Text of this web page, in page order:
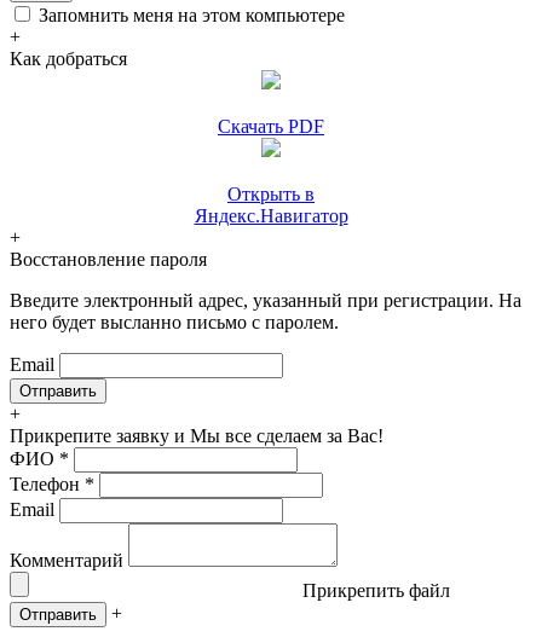
Запомнить меня на этом компьютере
+
Как добраться
Скачать PDF
Открыть в
Яндекс.Навигатор
+
Восстановление пароля
Введите электронный адрес, указанный при регистрации. На
него будет высланно письмо с паролем.
Email
+
Прикрепите заявку и Мы все сделаем за Вас!
ФИО *
Телефон *
Email
Комментарий
Прикрепить файл
Отправить +